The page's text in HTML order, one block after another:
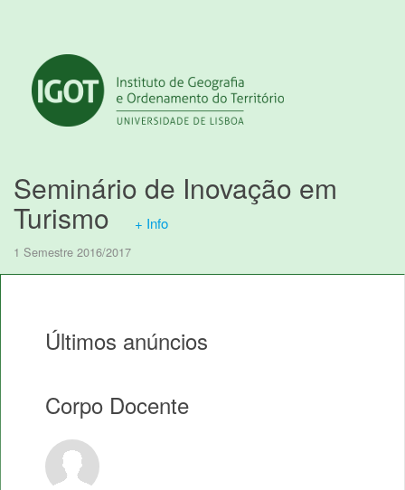
Seminário de Inovação em
Turismo + Info
1 Semestre 2016/2017
Últimos anúncios
Corpo Docente